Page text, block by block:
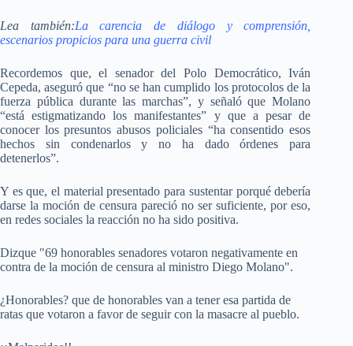
Lea también:La carencia de diálogo y comprensión,
escenarios propicios para una guerra civil
Recordemos que, el senador del Polo Democrático, Iván
Cepeda, aseguró que “no se han cumplido los protocolos de la
fuerza pública durante las marchas”, y señaló que Molano
“está estigmatizando los manifestantes” y que a pesar de
conocer los presuntos abusos policiales “ha consentido esos
hechos sin condenarlos y no ha dado órdenes para
detenerlos”.
Y es que, el material presentado para sustentar porqué debería
darse la moción de censura pareció no ser suficiente, por eso,
en redes sociales la reacción no ha sido positiva.
Dizque "69 honorables senadores votaron negativamente en
contra de la moción de censura al ministro Diego Molano".
¿Honorables? que de honorables van a tener esa partida de
ratas que votaron a favor de seguir con la masacre al pueblo.